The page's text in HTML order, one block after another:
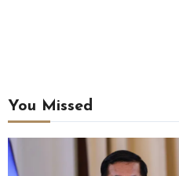
You Missed